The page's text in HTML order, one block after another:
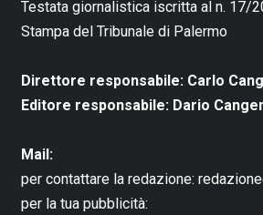
Testata giornalistica iscritta al n. 17/
Stampa del Tribunale di Palermo
Direttore responsabile: Carlo
Editore responsabile: Dario
Mail:
per contattare la redazione:
per la tua pubblicità: